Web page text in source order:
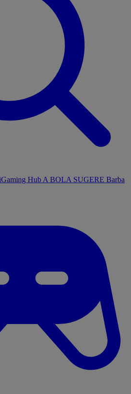
iGaming Hub A BOLA SUGERE Barba